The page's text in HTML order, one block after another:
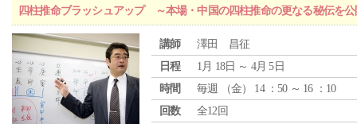
四柱推命ブラッシュアップ ～本場・中国の四柱推命の更なる秘伝を
講師
澤田 昌征
日程
1月 18日 ～ 4月 5日
時間
毎週 （金） 14 ：50 ～ 16 ：10
回数
全12回